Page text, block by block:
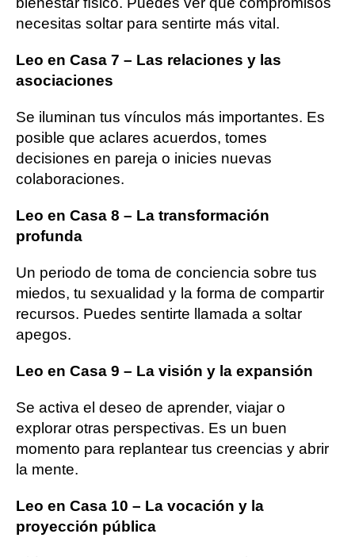
necesitas soltar para sentirte más vital.
Leo en Casa 7 – Las relaciones y las
asociaciones
Se iluminan tus vínculos más importantes. Es
posible que aclares acuerdos, tomes
decisiones en pareja o inicies nuevas
colaboraciones.
Leo en Casa 8 – La transformación
profunda
Un periodo de toma de conciencia sobre tus
miedos, tu sexualidad y la forma de compartir
recursos. Puedes sentirte llamada a soltar
apegos.
Leo en Casa 9 – La visión y la expansión
Se activa el deseo de aprender, viajar o
explorar otras perspectivas. Es un buen
momento para replantear tus creencias y abrir
la mente.
Leo en Casa 10 – La vocación y la
proyección pública